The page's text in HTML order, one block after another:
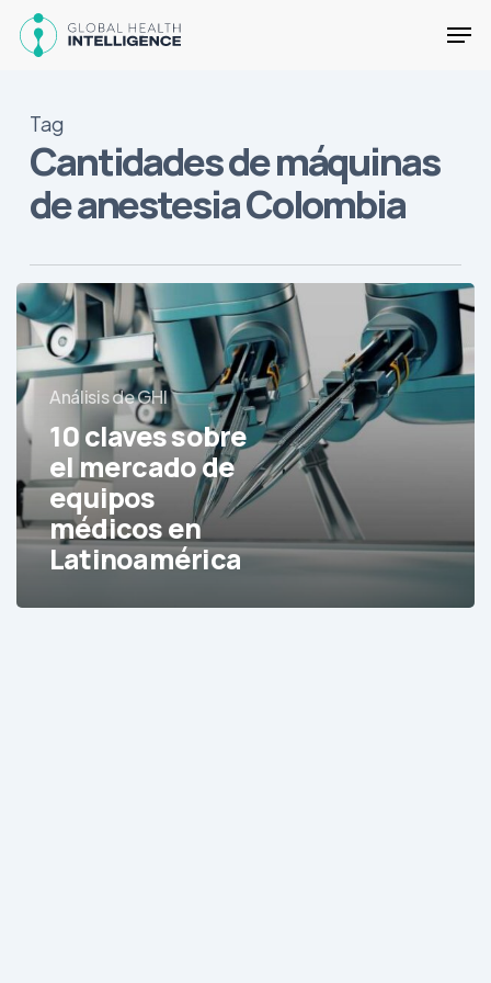
Tag
Cantidades de máquinas
de anestesia Colombia
10
claves
sobre
el
mercado
de
equipos
médicos
en
Latinoamérica
Análisis de GHI
10 claves sobre
el mercado de
equipos
médicos en
Latinoamérica